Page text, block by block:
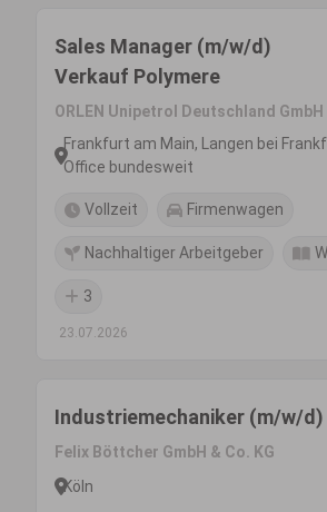
Sales Manager (m/w/d)
Verkauf Polymere
ORLEN Unipetrol Deutschland GmbH
Frankfurt am Main, Langen bei
Office bundesweit
Vollzeit Firmenwagen
Nachhaltiger Arbeitgeber
3
23.07.2026
Industriemechaniker (m/w/d)
Felix Böttcher GmbH & Co. KG
Köln